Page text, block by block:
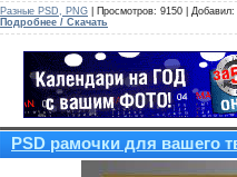
Разные PSD, PNG | Просмотров: 9150 | Добавил:
Подробнее / Скачать
PSD рамочки для вашего